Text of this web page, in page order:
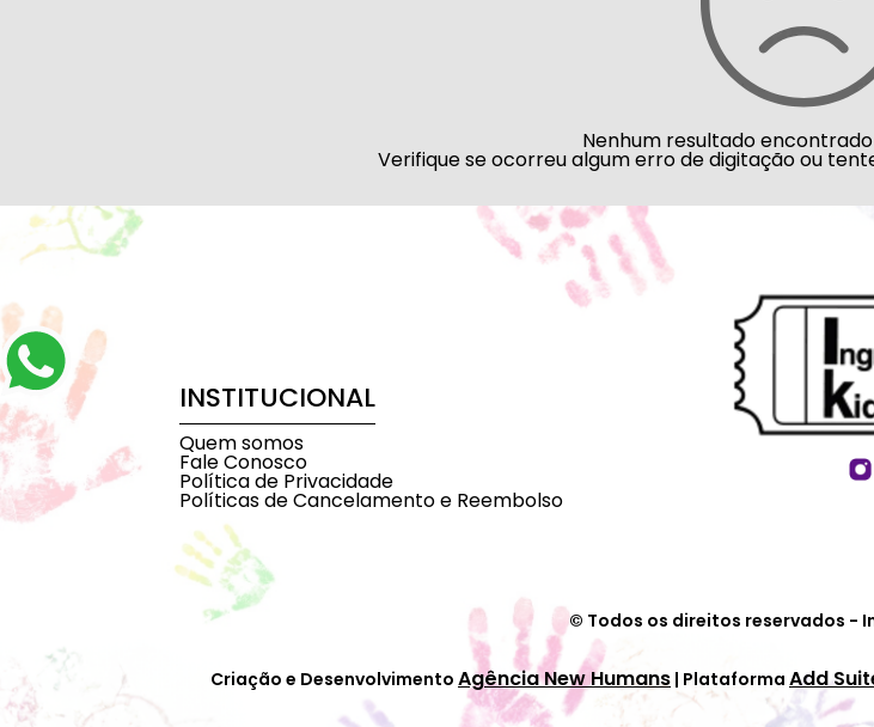
Nenhum resultado
Verifique se ocorreu algum erro de digitação ou
INSTITUCIONAL
Quem somos
Fale Conosco
Política de Privacidade
Políticas de Cancelamento e Reembolso
© Todos os direitos reservados -
Criação e Desenvolvimento Agência New Humans | Plataforma Add